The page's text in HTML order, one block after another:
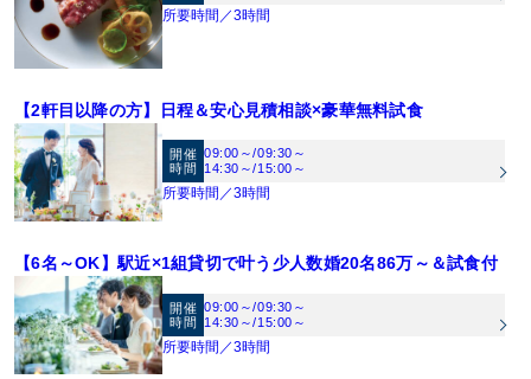
所要時間／3時間
【2軒目以降の方】日程＆安心見積相談×豪華無料試食
開催
時間
09:00～/09:30～
14:30～/15:00～
所要時間／3時間
【6名～OK】駅近×1組貸切で叶う少人数婚20名86万～＆試食付
開催
時間
09:00～/09:30～
14:30～/15:00～
所要時間／3時間